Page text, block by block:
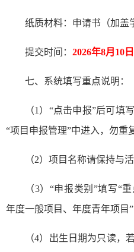
纸质材料：申请书（加盖
提交时间： 2026年8月10
七、 系统填写重点说明：
（1 ） “点击申报”后可填
“项目申报管理”中进入，勿重
（2）项目名称请保持与活
（3） “申报类别”填写“重
年度一般项目、年度青年项目”
（4）出生日期为只读，